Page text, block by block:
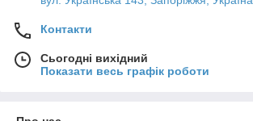
Контакти
Сьогодні вихідний
Показати весь графік роботи